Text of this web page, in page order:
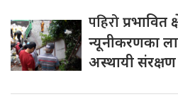
पहिरोप्रभावित
न्यूनीकरणका
अस्थायी